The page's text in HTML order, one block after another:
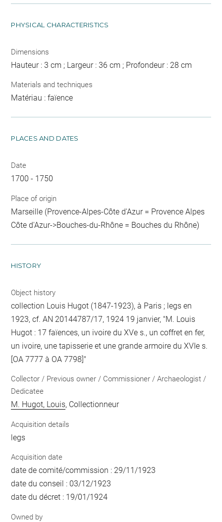
PHYSICAL CHARACTERISTICS
Dimensions
Hauteur : 3 cm ; Largeur : 36 cm ; Profondeur : 28 cm
Materials and techniques
Matériau : faïence
PLACES AND DATES
Date
1700 - 1750
Place of origin
Marseille (Provence-Alpes-Côte d'Azur = Provence Alpes
Côte d'Azur->Bouches-du-Rhône = Bouches du Rhône)
HISTORY
Object history
collection Louis Hugot (1847-1923), à Paris ; legs en
1923, cf. AN 20144787/17, 1924 19 janvier, "M. Louis
Hugot : 17 faïences, un ivoire du XVe s., un coffret en fer,
un ivoire, une tapisserie et une grande armoire du XVIe s.
[OA 7777 à OA 7798]"
Collector / Previous owner / Commissioner / Archaeologist /
Dedicatee
M. Hugot, Louis, Collectionneur
Acquisition details
legs
Acquisition date
date de comité/commission : 29/11/1923
date du conseil : 03/12/1923
date du décret : 19/01/1924
Owned by